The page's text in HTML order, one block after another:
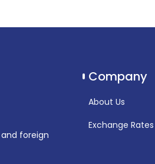
foreign
Company
About Us
Exchange Rates